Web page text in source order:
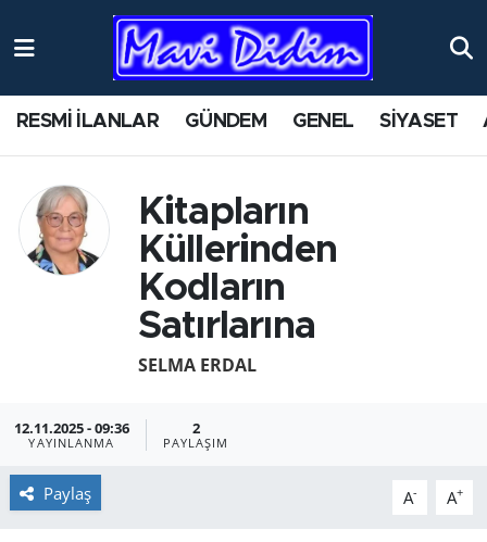
RESMİ İLANLAR GÜNDEM GENEL SİYASET
Kitapların
Küllerinden
Kodların
Satırlarına
SELMA ERDAL
12.11.2025 - 09:36
YAYINLANMA
2
PAYLAŞIM
Paylaş A- A+
ANTİK YERLER
AYDIN
BİLİM VE TEKNOLOJİ
EKONOMİ
GENEL
Nöbetçi Eczaneler
Namaz Vakitleri
Trafik Durumu
Süper Lig Puan Durumu ve Fikstür
Tüm Manşetler
Son Dakika Haberleri
Haber Arşivi